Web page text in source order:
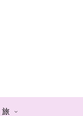
旅